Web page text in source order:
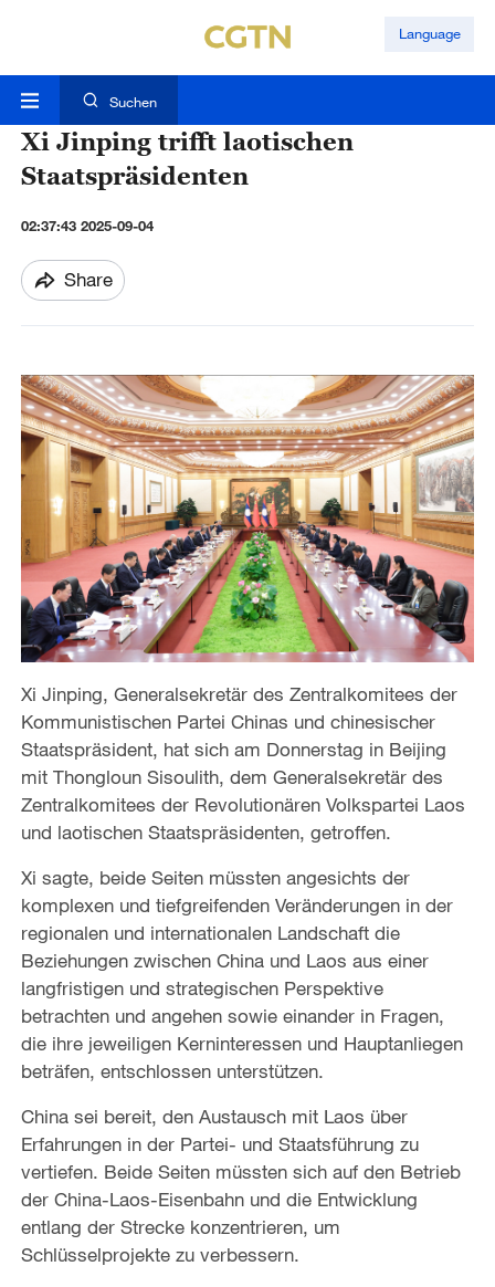
Language
Suchen
Xi Jinping trifft laotischen
Staatspräsidenten
02:37:43 2025-09-04
Share
Xi Jinping, Generalsekretär des Zentralkomitees der
Kommunistischen Partei Chinas und chinesischer
Staatspräsident, hat sich am Donnerstag in Beijing
mit Thongloun Sisoulith, dem Generalsekretär des
Zentralkomitees der Revolutionären Volkspartei Laos
und laotischen Staatspräsidenten, getroffen.
Xi sagte, beide Seiten müssten angesichts der
komplexen und tiefgreifenden Veränderungen in der
regionalen und internationalen Landschaft die
Beziehungen zwischen China und Laos aus einer
langfristigen und strategischen Perspektive
betrachten und angehen sowie einander in Fragen,
die ihre jeweiligen Kerninteressen und Hauptanliegen
beträfen, entschlossen unterstützen.
China sei bereit, den Austausch mit Laos über
Erfahrungen in der Partei- und Staatsführung zu
vertiefen. Beide Seiten müssten sich auf den Betrieb
der China-Laos-Eisenbahn und die Entwicklung
entlang der Strecke konzentrieren, um
Schlüsselprojekte zu verbessern.